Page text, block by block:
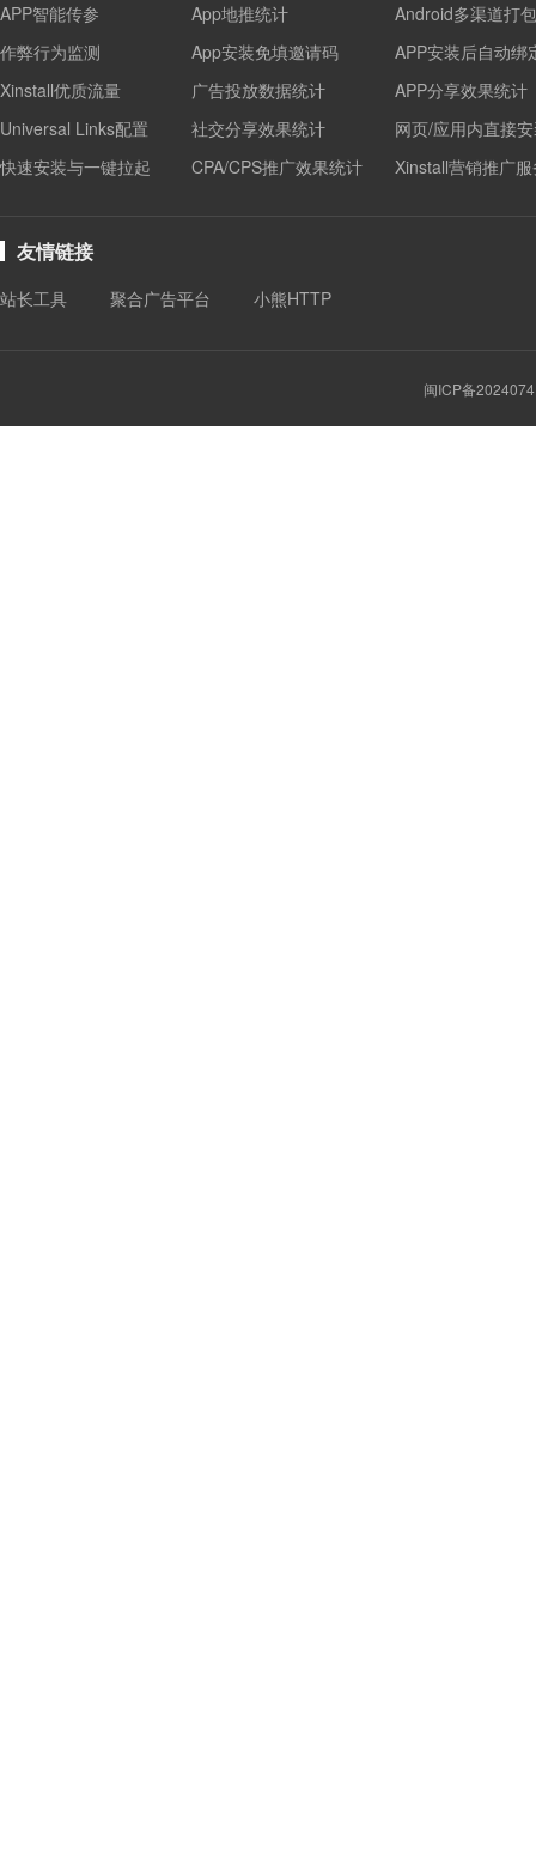
APP智能传参
作弊行为监测
Xinstall优质流量
Universal Links配置
快速安装与一键拉起
App地推统计
Android多渠道打包
App安装免填邀请码
APP安装后自动绑
广告投放数据统计
APP分享效果统计
社交分享效果统计
网页/应用内直接
CPA/CPS推广效果统计
Xinstall营销推广
友情链接
站长工具 聚合广告平台 小熊HTTP
闽ICP备